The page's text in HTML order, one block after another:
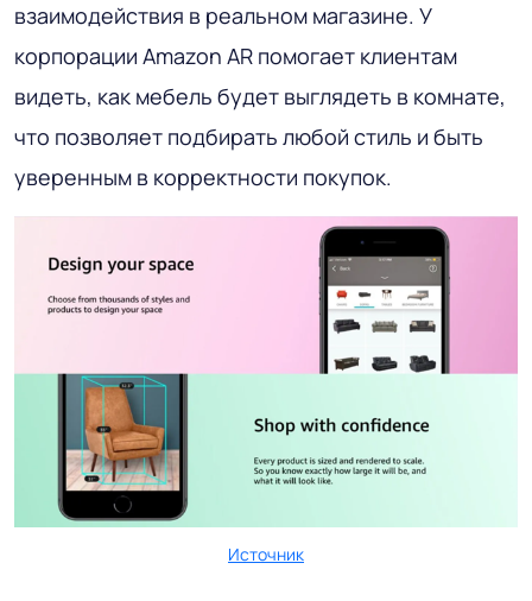
взаимодействия в реальном магазине. У
корпорации Amazon AR помогает клиентам
видеть, как мебель будет выглядеть в комнате,
что позволяет подбирать любой стиль и быть
уверенным в корректности покупок.
Источник